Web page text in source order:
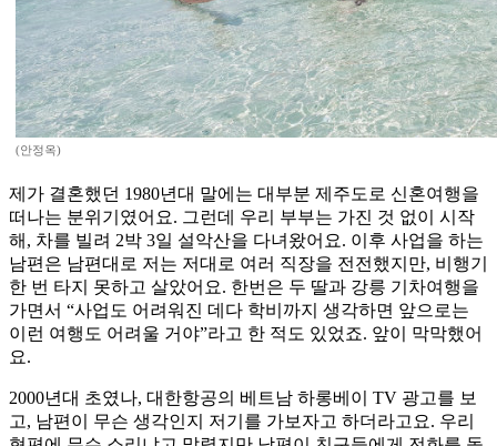
(안정옥)
제가 결혼했던 1980년대 말에는 대부분 제주도로 신혼여행을
떠나는 분위기였어요. 그런데 우리 부부는 가진 것 없이 시작
해, 차를 빌려 2박 3일 설악산을 다녀왔어요. 이후 사업을 하는
남편은 남편대로 저는 저대로 여러 직장을 전전했지만, 비행기
한 번 타지 못하고 살았어요. 한번은 두 딸과 강릉 기차여행을
가면서 “사업도 어려워진 데다 학비까지 생각하면 앞으로는
이런 여행도 어려울 거야”라고 한 적도 있었죠. 앞이 막막했어
요.
2000년대 초였나, 대한항공의 베트남 하롱베이 TV 광고를 보
고, 남편이 무슨 생각인지 저기를 가보자고 하더라고요. 우리